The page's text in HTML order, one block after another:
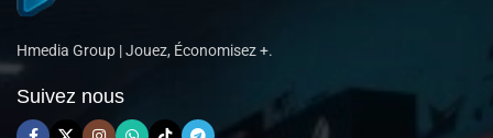
Hmedia Group | Jouez, Économisez +.
Suivez nous